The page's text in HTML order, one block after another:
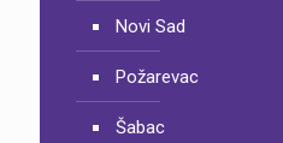
Novi Sad
Požarevac
Šabac